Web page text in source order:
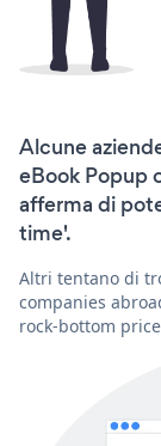
Alcune
eBook Popup
afferma di
time'.
Altri tentano di
companies
rock-bottom